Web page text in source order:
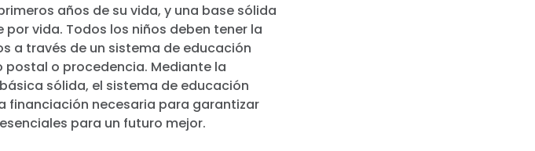
años de su vida, y una base sólida
vida. Todos los niños deben tener la
a través de un sistema de educación
o procedencia. Mediante la
sólida, el sistema de educación
financiación necesaria para garantizar
para un futuro mejor.